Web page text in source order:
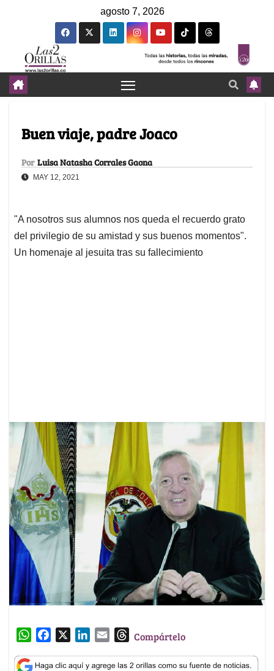
agosto 7, 2026
Buen viaje, padre Joaco
Por Luisa Natasha Corrales Gaona
MAY 12, 2021
"A nosotros sus alumnos nos queda el recuerdo grato
del privilegio de su amistad y sus buenos momentos".
Un homenaje al jesuita tras su fallecimiento
W
a
c
n
a
T
r
Compártelo